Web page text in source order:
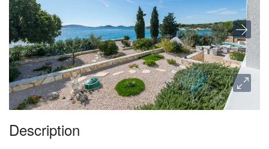
Description